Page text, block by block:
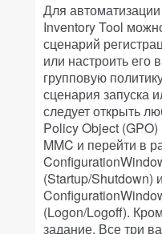
Для
Inventory Tool
сценарий
или настроить его
групповую
сценария запуска
следует открыть
Policy Object
MMC и перейти в
(Startup/Shutdown)
(Logon/Logoff).
задание. Все три